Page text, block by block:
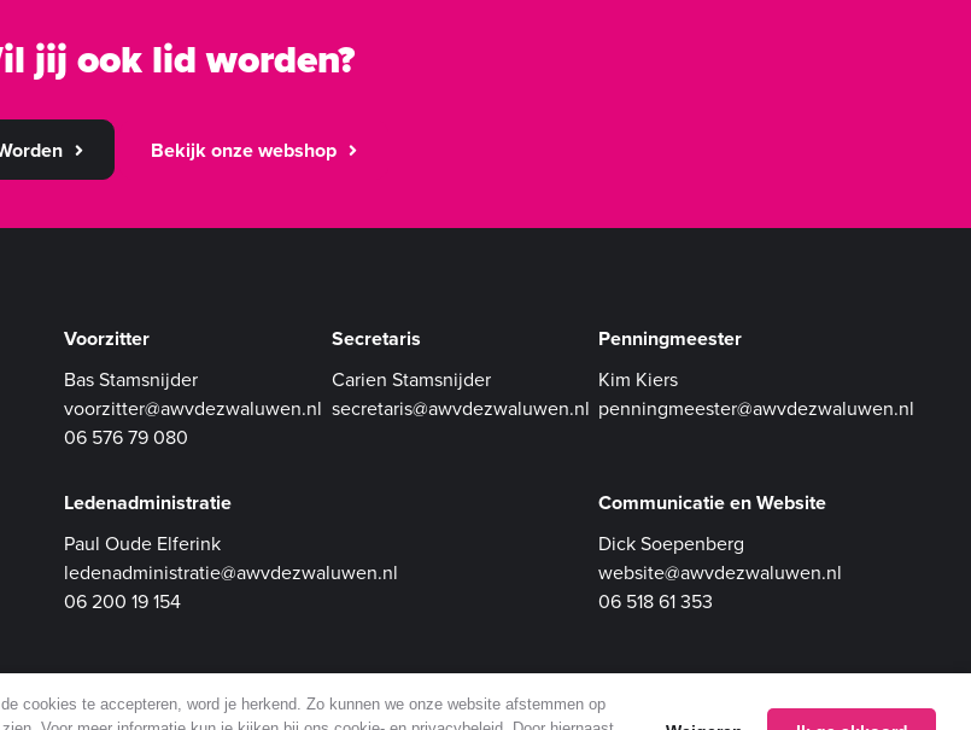
cookies te accepteren, word je herkend. Zo kunnen we onze website afstemmen op
jij ook lid worden?
Bekijk onze webshop
Voorzitter
Bas Stamsnijder
voorzitter@awvdezwaluwen.nl
06 576 79 080
Secretaris
Carien Stamsnijder
secretaris@awvdezwaluwen.nl
Penningmeester
Kim Kiers
penningmeester@awvdezwaluwen.nl
Ledenadministratie
Paul Oude Elferink
ledenadministratie@awvdezwaluwen.nl
06 200 19 154
Communicatie en Website
Dick Soepenberg
website@awvdezwaluwen.nl
06 518 61 353